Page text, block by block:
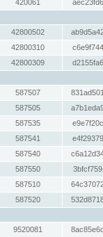
420061
42800502
42800310
42800309
587507
587505
587535
587541
587540
587550
587510
587520
9520081